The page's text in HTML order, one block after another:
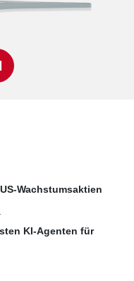
Wachstumsaktien
KI-Agenten für